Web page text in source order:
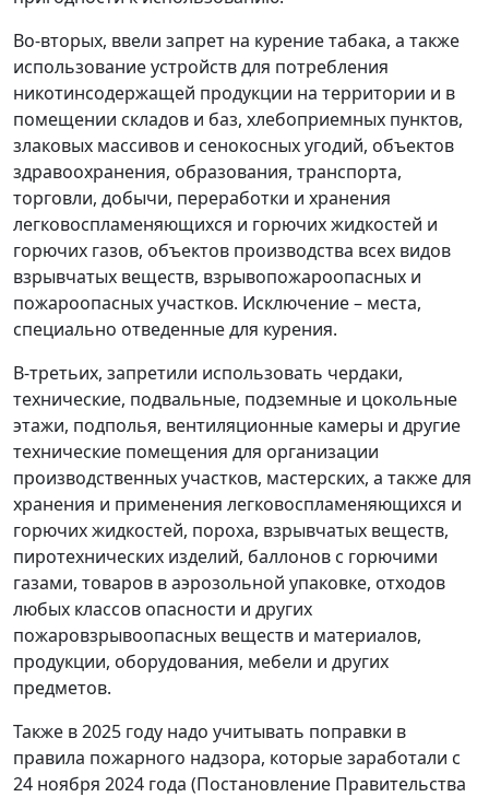
Во-вторых, ввели запрет на курение табака, а также
использование устройств для потребления
никотинсодержащей продукции на территории и в
помещении складов и баз, хлебоприемных пунктов,
злаковых массивов и сенокосных угодий, объектов
здравоохранения, образования, транспорта,
торговли, добычи, переработки и хранения
легковоспламеняющихся и горючих жидкостей и
горючих газов, объектов производства всех видов
взрывчатых веществ, взрывопожароопасных и
пожароопасных участков. Исключение – места,
специально отведенные для курения.
В-третьих, запретили использовать чердаки,
технические, подвальные, подземные и цокольные
этажи, подполья, вентиляционные камеры и другие
технические помещения для организации
производственных участков, мастерских, а также для
хранения и применения легковоспламеняющихся и
горючих жидкостей, пороха, взрывчатых веществ,
пиротехнических изделий, баллонов с горючими
газами, товаров в аэрозольной упаковке, отходов
любых классов опасности и других
пожаровзрывоопасных веществ и материалов,
продукции, оборудования, мебели и других
предметов.
Также в 2025 году надо учитывать поправки в
правила пожарного надзора, которые заработали с
24 ноября 2024 года (Постановление Правительства